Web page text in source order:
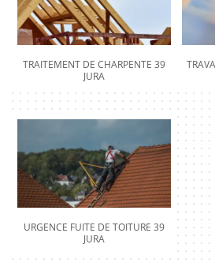
TRAITEMENT DE CHARPENTE 39
JURA
URGENCE FUITE DE TOITURE 39
JURA